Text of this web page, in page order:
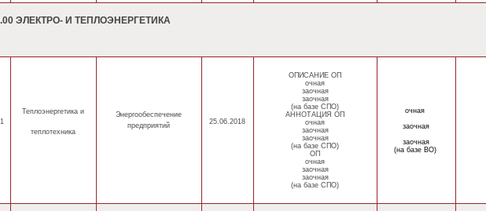
ЭЛЕКТРО- И ТЕПЛОЭНЕРГЕТИКА
Теплоэнергетика и
теплотехника
Энергообеспечение
предприятий
25.06.2018
ОПИСАНИЕ ОП
очная
заочная
заочная
(на базе СПО)
АННОТАЦИЯ ОП
очная
заочная
заочная
(на базе СПО)
ОП
очная
заочная
заочная
(на базе СПО)
очная
заочная
заочная
(на базе ВО)